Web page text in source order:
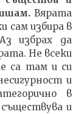
Вярата
сам избира в
избрах да
Не всеки
са там и си
и
в
и